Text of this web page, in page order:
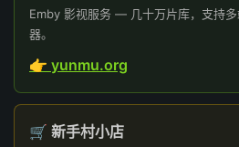
Emby 影视服务 — 几十万片库，支持
器。
👉 yunmu.org
🛒 新手村小店